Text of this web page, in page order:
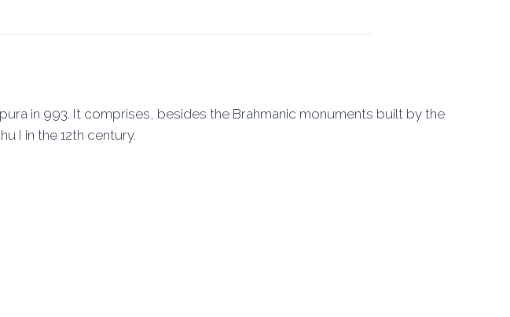
in 993. It comprises, besides the Brahmanic monuments built by the
I in the 12th century.